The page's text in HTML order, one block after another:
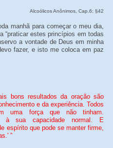
Alcoólicos Anônimos, Cap.6; §42
manhã para começar o meu dia,
“praticar estes princípios em todas
a vontade de Deus em minha
fazer, e isto me coloca em paz
bons resultados da oração são
e da experiência. Todos
uma força que não tinham.
à sua capacidade normal. E
espírito que pode se manter firme,
”